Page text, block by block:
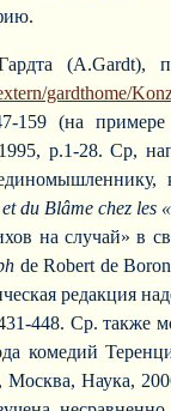
(A.Gardt),
gardthome/
159 (на примере
p.1-28. Ср,
du Blâme chez les
на случай» в
de Robert de
редакция
448. Ср. также
комедий
, Москва, Наука,